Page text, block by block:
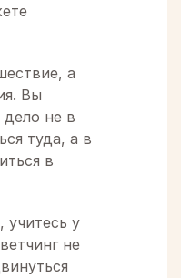
а
Вы
дело не в
туда, а в
в
учитесь у
не